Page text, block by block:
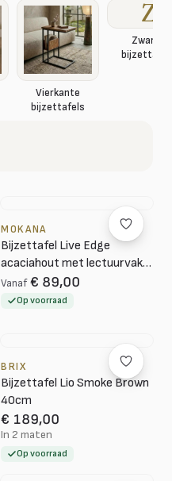
Vierkante
bijzettafels
Z
Zwarte
MOKANA
Bijzettafel Live Edge
acaciahout met lectuurvak |
50 cm
Vanaf € 89,00
Op voorraad
BRIX
Bijzettafel Lio Smoke Brown
40cm
€ 189,00
In 2 maten
Op voorraad